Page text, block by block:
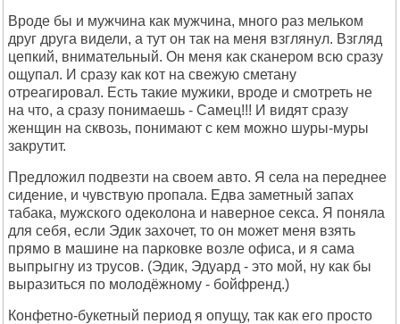
Вроде бы и мужчина как мужчина, много раз мельком
друг друга видели, а тут он так на меня взглянул. Взгляд
цепкий, внимательный. Он меня как сканером всю сразу
ощупал. И сразу как кот на свежую сметану
отреагировал. Есть такие мужики, вроде и смотреть не
на что, а сразу понимаешь - Самец!!! И видят сразу
женщин на сквозь, понимают с кем можно шуры-муры
закрутит.
Предложил подвезти на своем авто. Я села на переднее
сидение, и чувствую пропала. Едва заметный запах
табака, мужского одеколона и наверное секса. Я поняла
для себя, если Эдик захочет, то он может меня взять
прямо в машине на парковке возле офиса, и я сама
выпрыгну из трусов. (Эдик, Эдуард - это мой, ну как бы
выразиться по молодёжному - бойфренд.)
Конфетно-букетный период я опущу, так как его просто